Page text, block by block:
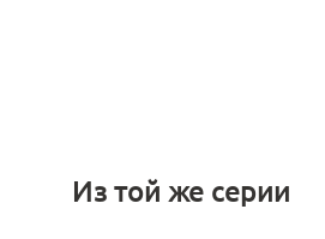
Из той же серии